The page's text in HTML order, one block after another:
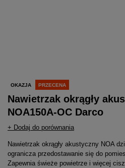
OKAZJA PRZECENA
Nawietrzak okrągły
NOA150A-OC Darco
+ Dodaj do porównania
Nawietrzak okrągły akustyczny NOA
ogranicza przedostawanie się do
Zapewnia świeże powietrze i więcej